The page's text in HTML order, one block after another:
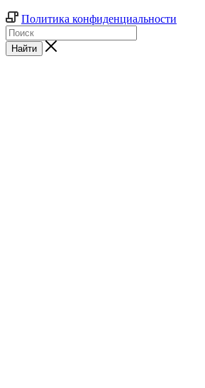
Политика конфиденциальности
Найти